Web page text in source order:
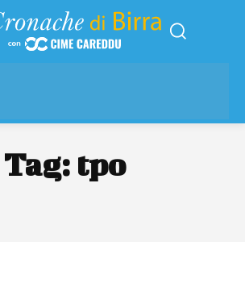
Tag: tpo